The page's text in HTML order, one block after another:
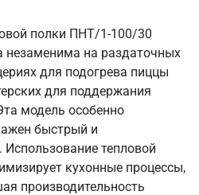
полки ПНТ/1-100/30
незаменима на раздаточных
для подогрева пиццы
для поддержания
модель особенно
быстрый и
тепловой
кухонные процессы,
производительность